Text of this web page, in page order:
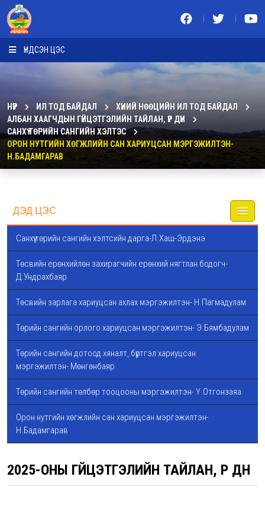
ҮНДСЭН ЦЭС
НҮҮР ИЛ ТОД БАЙДАЛ
ХҮНИЙ НӨӨЦИЙН ИЛ ТОД БАЙДАЛ
АЛБАН ХААГЧДЫН ГҮЙЦЭТГЭЛИЙН ТАЙЛАН, ҮР ДҮН
САНХҮҮ ТӨРИЙН САНГИЙН ХЭЛТЭС
ОРОН НУТГИЙН ХӨГЖЛИЙН САН ХАРИУЦСАН МЭРГЭЖИЛТЭН-
Н.БАДАМГАРАВ
ДЭД ЦЭС
Санхүү төрийн сангийн хэлтсийн дарга-Л.Хаш-Эрдэнэ
Төсвийн ерөнхийлөн захирагчийн ерөнхий нягтлан бодогч-
Д.Ундрахбаяр
Төсвийн зарлага хариуцсан ахлах мэргэжилтэн- Н.Пагмадулам
Төрийн сангийн орлого хариуцсан мэргэжилтэн- Э.Бямбадулам
Төрийн сангийн дотоод хяналт, бүртгэл хариуцсан
мэргэжилтэн- Мөнгөнбаяр
Төрийн сангийн төлбөр тооцооны мэргэжилтэн- Ү.Отгонзаяа
Орон нутгийн хөгжлийн сан хариуцсан мэргэжилтэн-
Н.Бадамгарав
2025-ОНЫ ГҮЙЦЭТГЭЛИЙН ТАЙЛАН, ҮР ДҮН